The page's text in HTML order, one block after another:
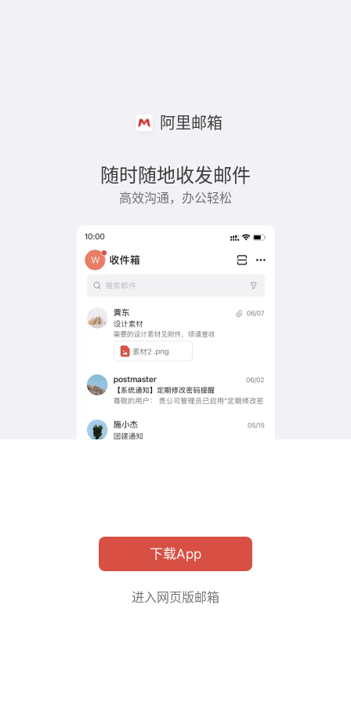
阿里邮箱
随时随地收发邮件
高效沟通，办公轻松
下载App
进入网页版邮箱